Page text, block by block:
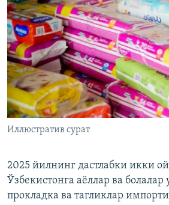
Иллюстратив сурат
2025 йилнинг дастлабки икки
Ўзбекистонга аёллар ва
прокладка ва тагликлар